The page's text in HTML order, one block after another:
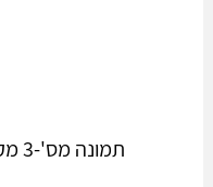
תמונה מס'-3 מק"כ גאטלינג בקוטר "0.5